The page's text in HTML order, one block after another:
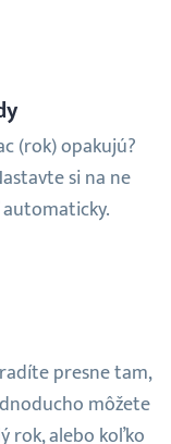
(rok) opakujú?
si na ne
presne tam,
môžete
rok, alebo koľko